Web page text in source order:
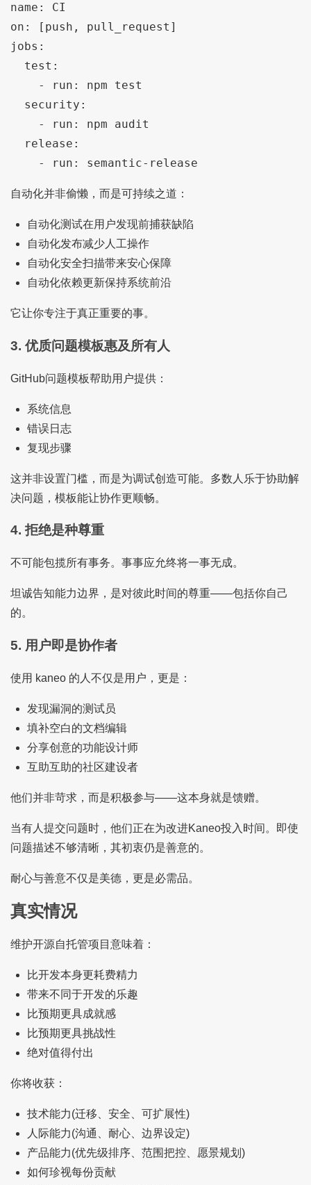
name: CI
on: [push, pull_request]
jobs:
自动化并非偷懒，而是可持续之道：
自动化测试在用户发现前捕获缺陷
自动化发布减少人工操作
自动化安全扫描带来安心保障
自动化依赖更新保持系统前沿
它让你专注于真正重要的事。
3. 优质问题模板惠及所有人
GitHub问题模板帮助用户提供：
系统信息
错误日志
复现步骤
这并非设置门槛，而是为调试创造可能。多数人乐于协助解
决问题，模板能让协作更顺畅。
4. 拒绝是种尊重
不可能包揽所有事务。事事应允终将一事无成。
坦诚告知能力边界，是对彼此时间的尊重——包括你自己
的。
5. 用户即是协作者
使用 kaneo 的人不仅是用户，更是：
发现漏洞的测试员
填补空白的文档编辑
分享创意的功能设计师
互助互助的社区建设者
他们并非苛求，而是积极参与——这本身就是馈赠。
当有人提交问题时，他们正在为改进Kaneo投入时间。即使
问题描述不够清晰，其初衷仍是善意的。
耐心与善意不仅是美德，更是必需品。
真实情况
维护开源自托管项目意味着：
比开发本身更耗费精力
带来不同于开发的乐趣
比预期更具成就感
比预期更具挑战性
绝对值得付出
你将收获：
技术能力(迁移、安全、可扩展性)
人际能力(沟通、耐心、边界设定)
产品能力(优先级排序、范围把控、愿景规划)
如何珍视每份贡献